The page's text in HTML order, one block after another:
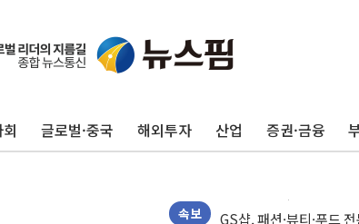
글로벌·중국 해외투자 산업 증권·금융
속보
[개장시황] 차익실현 매
한울반도체, AI 초음파
GS샵, 패션·뷰티·푸드